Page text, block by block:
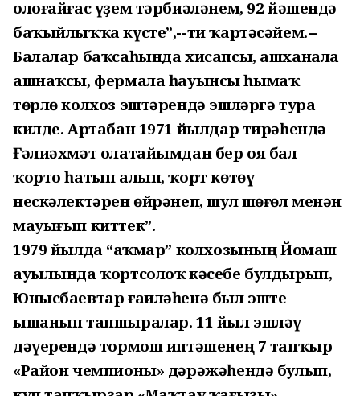
олоғайғас үҙем тәрбиәләнем, 92 йәшендә
баҡыйлыҡҡа күсте”,--ти ҡартәсәйем.--
Балалар баҡсаһында хисапсы, ашханала
ашнаҡсы, фермала һауынсы һымаҡ
төрлө колхоз эштәрендә эшләргә тура
килде. Артабан 1971 йылдар тирәһендә
Ғәлиәхмәт олатайымдан бер оя бал
ҡорто һатып алып, ҡорт көтөү
нескәлектәрен өйрәнеп, шул шөғөл менән
мауығып киттек”.
1979 йылда “Һаҡмар” колхозының Йомаш
ауылында ҡортсолоҡ кәсебе булдырып,
Юнысбаевтар ғаиләһенә был эште
ышанып тапшыралар. 11 йыл эшләү
дәүерендә тормош иптәшенең 7 тапҡыр
«Район чемпионы» дәрәжәһендә булып,